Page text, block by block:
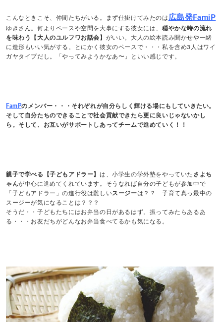
こんなときこそ、仲間たちがいる。まず仕掛けてみたのは 広島発FamiP
ゆきさん。何よりペースや空間を大事にする彼女には、 穏やかな時の流れ
を味わう【大人のユルフワお話会】 がいい。大人の絵本読み聞かせや一緒
に造形もいい気がする。とにかく彼女のペースで・・・私を含め3人はワイ
ガヤタイプだし。「やってみようかなあ〜」といい感じです。
FamPのメンバー・・・それぞれが自分らしく輝ける場にもしていきたい。
そして自分たちのできることで社会貢献できたら更に良いじゃないかし
ら。そして、お互いがサポートしあってチームで進めていく！！
親子で学べる【子どもアドラー】 は、小学生の学外塾をやっていた さよち
ゃんが中心に進めてくれています。そうなれば自分の子どもが参加中で
「子どもアドラー」の進行役は難しいスージーは？？ 子育て真っ最中の
スージーが気になることは？？？
そうだ・・子どもたちにはお弁当の日があるはず。振ってみたらあるあ
る・・・お友だちがどんなお弁当食べてるかも気になる。